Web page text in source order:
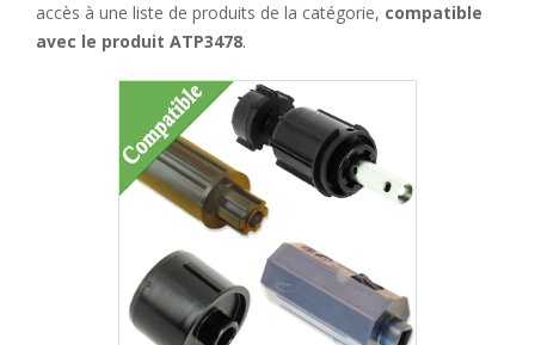
accès à une liste de produits de la catégorie, compatible
avec le produit ATP3478.